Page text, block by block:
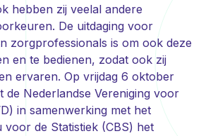
hebben zij veelal andere
De uitdaging voor
zorgprofessionals is om ook deze
en te bedienen, zodat ook zij
ervaren. Op vrijdag 6 oktober
de Nederlandse Vereniging voor
in samenwerking met het
voor de Statistiek (CBS) het